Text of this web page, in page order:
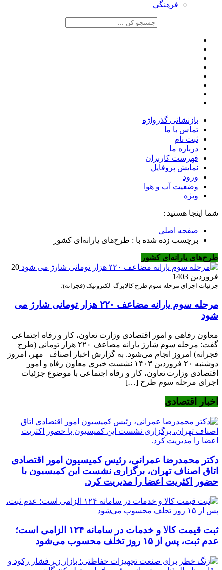
فرهنگی
بازنشانی گذرواژه
تماس با ما
ثبت نام
درباره ما
فهرست کاربران
نمایش پروفایل
ورود
وضعیت آب و هوا
ویژه
شما اینجا هستید :
صفحه اصلی
برچسب زده شده با : طرح‌های یارانه‌ای کشور
طرح‌های یارانه‌ای کشور
20
فروردین 1403
جزئیات اجرای مرحله سوم طرح کالابرگ الکترونیک (فجرانه)؛
مرحله سوم یارانه مضاعف ۲۲۰ هزار تومانی شارژ می
شود
معاون رفاهی و امور اقتصادی وزارت تعاون، کار و رفاه اجتماعی
گفت: مرحله سوم شارژ یارانه مضاعف ۲۲۰ هزار تومانی (طرح
فجرانه) امروز انجام می‌شود. به گزارش اخبار اصناف– مهر، امروز
دوشنبه ۲۰ فروردین ۱۴۰۳ نشست خبری معاون رفاه و امور
اقتصادی وزارت تعاون، کار و رفاه اجتماعی با موضوع جزئیات
اجرای مرحله سوم طرح […]
اخبار اقتصادی
دکتر محمدرضا عمرانی، رئیس کمیسیون امور اقتصادی
اتاق اصناف تهران، برگزاری نشست این کمیسیون با
حضور اکثریت اعضا را مدیریت کرد.
ثبت قیمت کالا و خدمات در سامانه ۱۲۴ الزامی است؛
عدم ثبت، پس از ۱۵ روز تخلف محسوب می‌شود